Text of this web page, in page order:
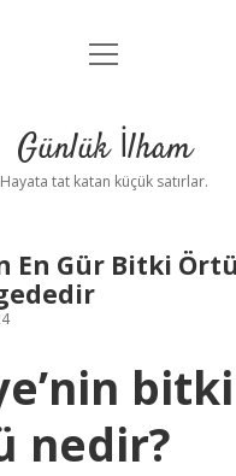
Anasayfa
Yasal Uyarı
menüyü
Günlük İlham
Hayata tat katan küçük satırlar.
En Gür Bitki
bitki
nedir?